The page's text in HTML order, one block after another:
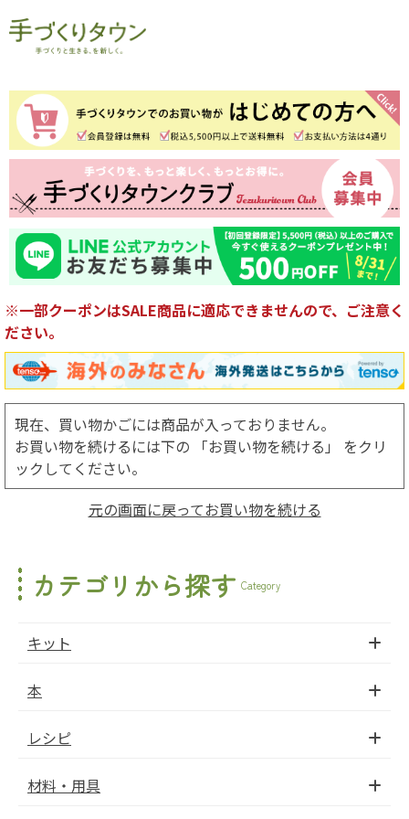
※一部クーポンはSALE商品に適応できませんので、ご注意く
ださい。
現在、買い物かごには商品が入っておりません。
お買い物を続けるには下の 「お買い物を続ける」 をクリ
ックしてください。
元の画面に戻ってお買い物を続ける
カテゴリから探す Category
キット
本
レシピ
材料・用具